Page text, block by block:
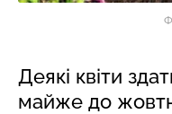
Деякі квіти
майже до